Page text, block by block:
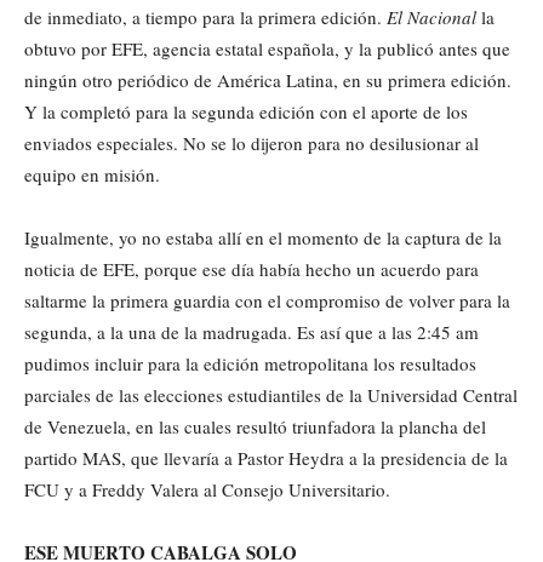
de inmediato, a tiempo para la primera edición. El Nacional la
obtuvo por EFE, agencia estatal española, y la publicó antes que
ningún otro periódico de América Latina, en su primera edición.
Y la completó para la segunda edición con el aporte de los
enviados especiales. No se lo dijeron para no desilusionar al
equipo en misión.
Igualmente, yo no estaba allí en el momento de la captura de la
noticia de EFE, porque ese día había hecho un acuerdo para
saltarme la primera guardia con el compromiso de volver para la
segunda, a la una de la madrugada. Es así que a las 2:45 am
pudimos incluir para la edición metropolitana los resultados
parciales de las elecciones estudiantiles de la Universidad Central
de Venezuela, en las cuales resultó triunfadora la plancha del
partido MAS, que llevaría a Pastor Heydra a la presidencia de la
FCU y a Freddy Valera al Consejo Universitario.
ESE MUERTO CABALGA SOLO